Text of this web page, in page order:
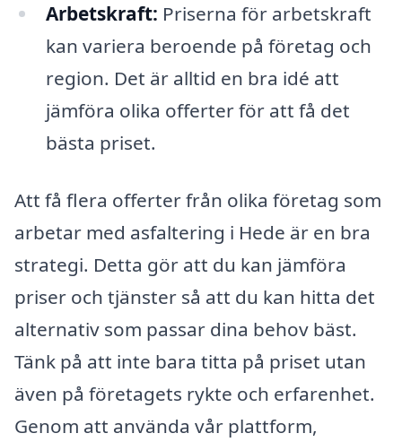
Arbetskraft: Priserna för arbetskraft
kan variera beroende på företag och
region. Det är alltid en bra idé att
jämföra olika offerter för att få det
bästa priset.
Att få flera offerter från olika företag som
arbetar med asfaltering i Hede är en bra
strategi. Detta gör att du kan jämföra
priser och tjänster så att du kan hitta det
alternativ som passar dina behov bäst.
Tänk på att inte bara titta på priset utan
även på företagets rykte och erfarenhet.
Genom att använda vår plattform,